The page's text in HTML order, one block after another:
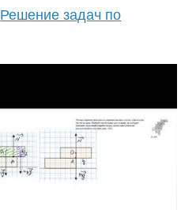
Решение задач по